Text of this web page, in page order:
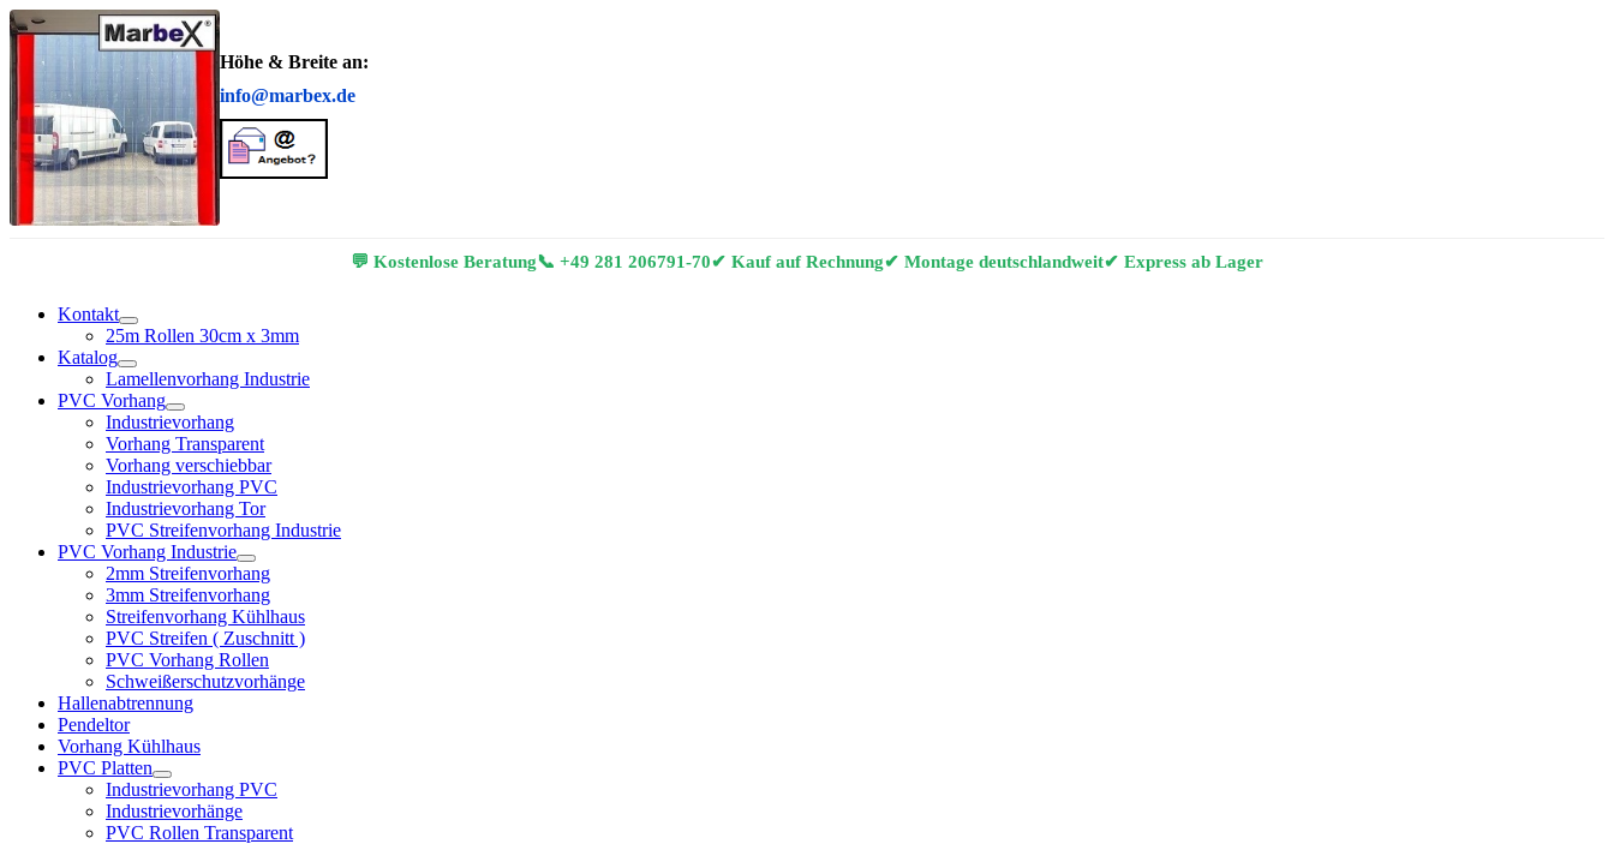
Höhe & Breite an:
info@marbex.de
💬 Kostenlose Beratung📞 +49 281 206791-70✔ Kauf auf Rechnung✔ Montage deutschlandweit✔ Express ab Lager
Kontakt
25m Rollen 30cm x 3mm
Katalog
Lamellenvorhang Industrie
PVC Vorhang
Industrievorhang
Vorhang Transparent
Vorhang verschiebbar
Industrievorhang PVC
Industrievorhang Tor
PVC Streifenvorhang Industrie
PVC Vorhang Industrie
2mm Streifenvorhang
3mm Streifenvorhang
Streifenvorhang Kühlhaus
PVC Streifen ( Zuschnitt )
PVC Vorhang Rollen
Schweißerschutzvorhänge
Hallenabtrennung
Pendeltor
Vorhang Kühlhaus
PVC Platten
Industrievorhang PVC
Industrievorhänge
PVC Rollen Transparent